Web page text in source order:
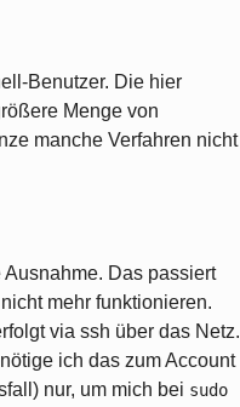
Benutzer. Die hier
Menge von
manche Verfahren nicht
Das passiert
mehr funktionieren.
via ssh über das Netz.
ich das zum Account
nur, um mich bei sudo